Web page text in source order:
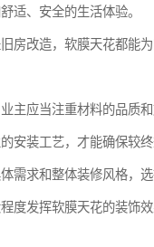
适、安全的生活体验。
房改造，软膜天花都能为
主应当注重材料的品质和
安装工艺，才能确保较终
需求和整体装修风格，
度发挥软膜天花的装饰效